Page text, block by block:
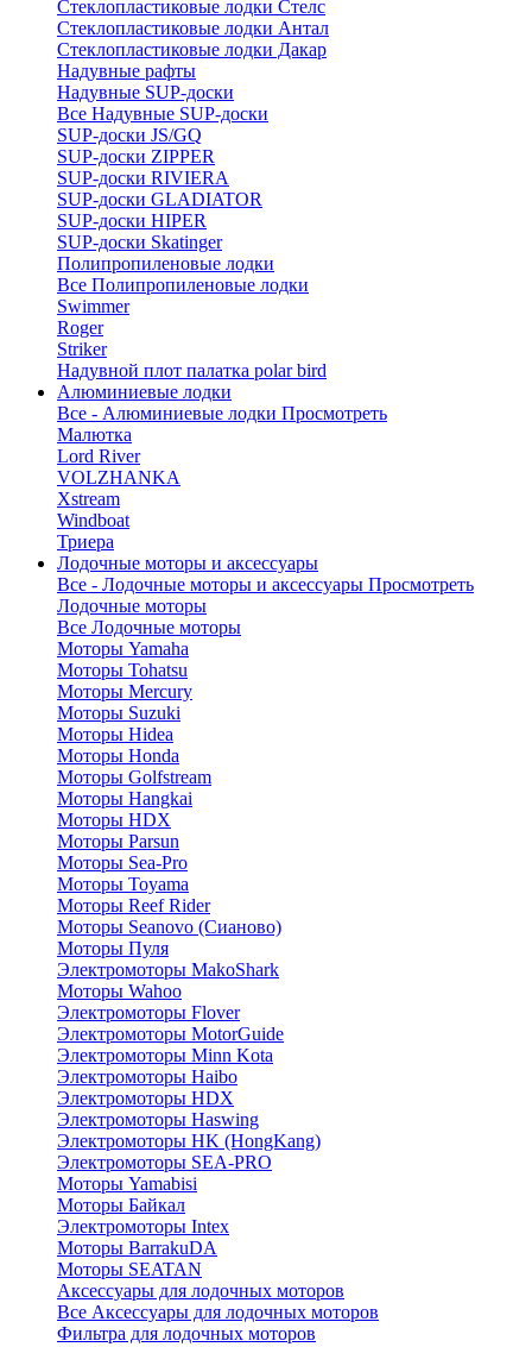
Стеклопластиковые лодки Стелс
Стеклопластиковые лодки Антал
Стеклопластиковые лодки Дакар
Надувные рафты
Надувные SUP-доски
Все Надувные SUP-доски
SUP-доски JS/GQ
SUP-доски ZIPPER
SUP-доски RIVIERA
SUP-доски GLADIATOR
SUP-доски HIPER
SUP-доски Skatinger
Полипропиленовые лодки
Все Полипропиленовые лодки
Swimmer
Roger
Striker
Надувной плот палатка polar bird
Алюминиевые лодки
Все - Алюминиевые лодки Просмотреть
Малютка
Lord River
VOLZHANKA
Xstream
Windboat
Триера
Лодочные моторы и аксессуары
Все - Лодочные моторы и аксессуары Просмотреть
Лодочные моторы
Все Лодочные моторы
Моторы Yamaha
Моторы Tohatsu
Моторы Mercury
Моторы Suzuki
Моторы Hidea
Моторы Honda
Моторы Golfstream
Моторы Hangkai
Моторы HDX
Моторы Parsun
Моторы Sea-Pro
Моторы Toyama
Моторы Reef Rider
Моторы Seanovo (Сианово)
Моторы Пуля
Электромоторы MakoShark
Моторы Wahoo
Электромоторы Flover
Электромоторы MotorGuide
Электромоторы Minn Kota
Электромоторы Haibo
Электромоторы HDX
Электромоторы Haswing
Электромоторы HK (HongKang)
Электромоторы SEA-PRO
Моторы Yamabisi
Моторы Байкал
Электромоторы Intex
Моторы BarrakuDA
Моторы SEATAN
Аксессуары для лодочных моторов
Все Аксессуары для лодочных моторов
Фильтра для лодочных моторов